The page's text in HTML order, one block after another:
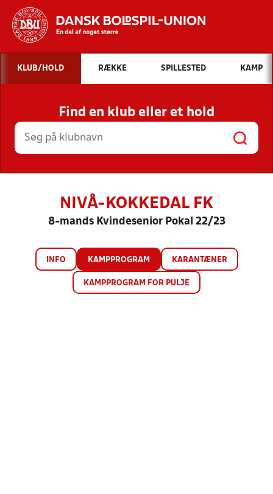
Hvad vil du søge efter?
INDHOLD OG NYHEDER
STILLINGER, RESULTATER, KLUBBER OG
HOLD
KLUB/HOLD RÆKKE SPILLESTED KAMP
Find en klub eller et hold
NIVÅ-KOKKEDAL FK
8-mands Kvindesenior Pokal 22/23
INFO KAMPPROGRAM KARANTÆNER
KAMPPROGRAM FOR PULJE